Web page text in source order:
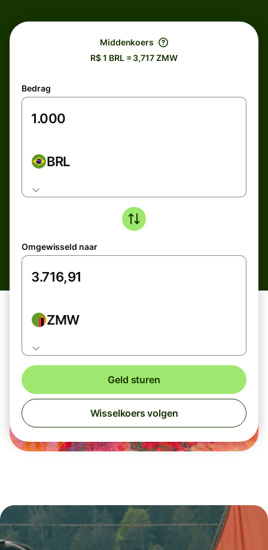
Middenkoers
R$ 1 BRL = 3,717 ZMW
Bedrag
BRL
Omgewisseld naar
ZMW
Geld sturen
Wisselkoers volgen